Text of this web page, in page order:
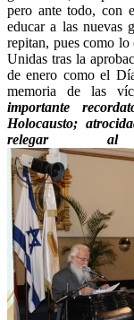
pero ante todo, con
educar a las nuevas
repitan, pues como lo
Unidas tras la
de enero como el
memoria de las
importante
Holocausto;
relegar